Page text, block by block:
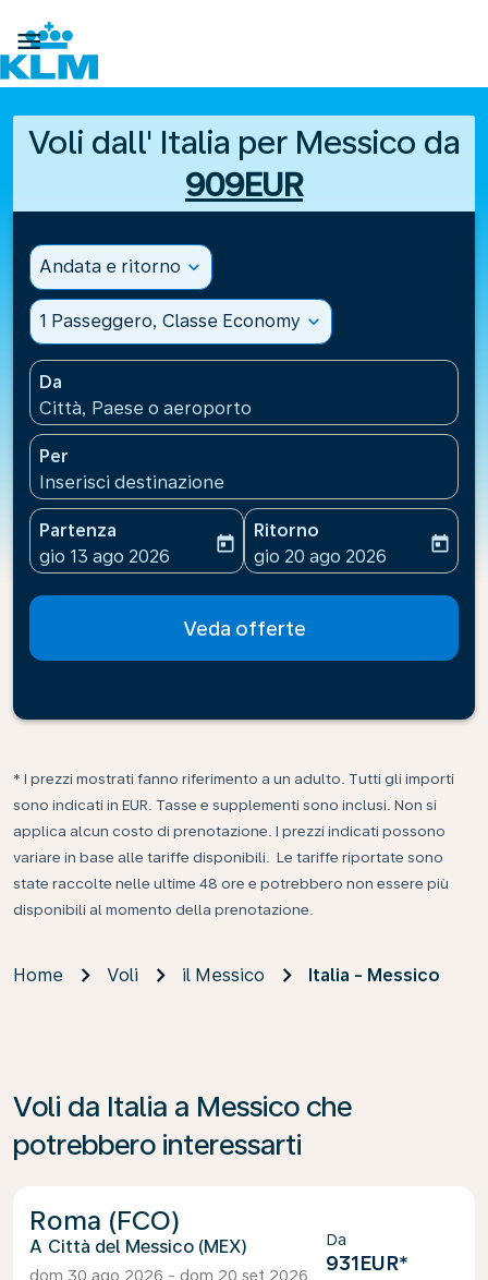

Voli dall' Italia per Messico da
909EUR
Andata e ritorno expand_more
1 Passeggero, Classe Economy expand_more
Da
Città, Paese o aeroporto
Per
Inserisci destinazione
Partenza
fc-booking-departure-date-aria-label
gio 13 ago 2026
today
Ritorno
fc-booking-return-date-
gio 20 ago 2026
today
Veda offerte
* I prezzi mostrati fanno riferimento a un adulto. Tutti gli importi
sono indicati in EUR. Tasse e supplementi sono inclusi. Non si
applica alcun costo di prenotazione. I prezzi indicati possono
variare in base alle tariffe disponibili. Le tariffe riportate sono
state raccolte nelle ultime 48 ore e potrebbero non essere più
disponibili al momento della prenotazione.
Home Voli il Messico Italia - Messico
Voli da Italia a Messico che
potrebbero interessarti
Roma (FCO)
Città del Messico (MEX)
dom 30 ago 2026 - dom 20 set 2026
Da
931EUR*